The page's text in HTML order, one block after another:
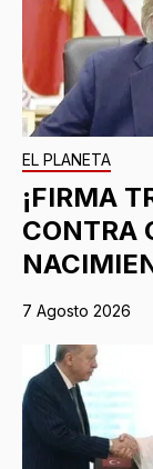
EL PLANETA
¡FIRMA
CONTRA
7 Agosto 2026